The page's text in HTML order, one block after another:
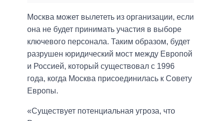
Москва может вылететь из организации, если
она не будет принимать участия в выборе
ключевого персонала. Таким образом, будет
разрушен юридический мост между Европой
и Россией, который существовал с 1996
года, когда Москва присоединилась к Совету
Европы.
«Существует потенциальная угроза, что